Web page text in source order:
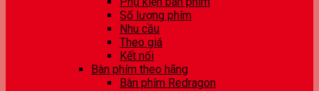
Số lượng phím
Nhu cầu
Theo giá
Kết nối
Bàn phím theo hãng
Bàn phím Redragon